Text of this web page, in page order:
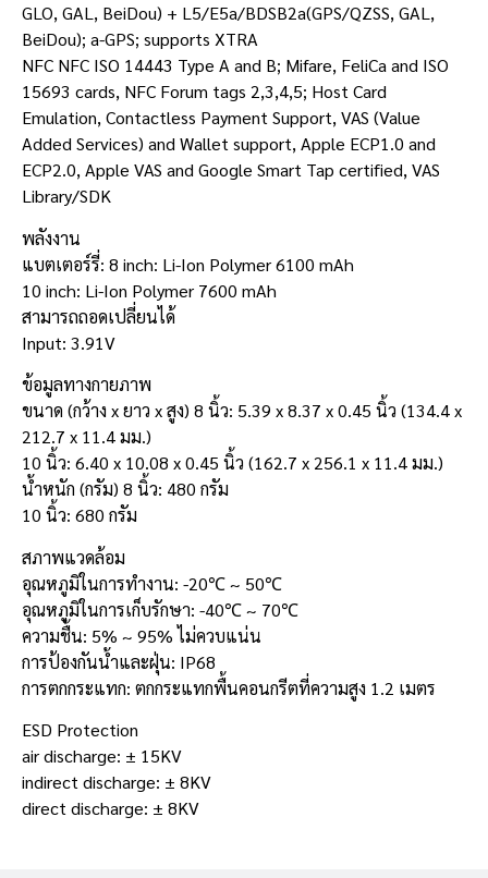
GLO, GAL, BeiDou) + L5/E5a/BDSB2a(GPS/QZSS, GAL,
BeiDou); a-GPS; supports XTRA
NFC NFC ISO 14443 Type A and B; Mifare, FeliCa and ISO
15693 cards, NFC Forum tags 2,3,4,5; Host Card
Emulation, Contactless Payment Support, VAS (Value
Added Services) and Wallet support, Apple ECP1.0 and
ECP2.0, Apple VAS and Google Smart Tap certified, VAS
Library/SDK
พลังงาน
แบตเตอร์รี่: 8 inch: Li-Ion Polymer 6100 mAh
10 inch: Li-Ion Polymer 7600 mAh
สามารถถอดเปลี่ยนได้
Input: 3.91V
ข้อมูลทางกายภาพ
ขนาด (กว้าง x ยาว x สูง) 8 นิ้ว: 5.39 x 8.37 x 0.45 นิ้ว (134.4 x
212.7 x 11.4 มม.)
10 นิ้ว: 6.40 x 10.08 x 0.45 นิ้ว (162.7 x 256.1 x 11.4 มม.)
น้ำหนัก (กรัม) 8 นิ้ว: 480 กรัม
10 นิ้ว: 680 กรัม
สภาพแวดล้อม
อุณหภูมิในการทำงาน: -20℃ ~ 50℃
อุณหภูมิในการเก็บรักษา: -40℃ ~ 70℃
ความชื้น: 5% ~ 95% ไม่ควบแน่น
การป้องกันน้ำและฝุ่น: IP68
การตกกระแทก: ตกกระแทกพื้นคอนกรีตที่ความสูง 1.2 เมตร
ESD Protection
air discharge: ± 15KV
indirect discharge: ± 8KV
direct discharge: ± 8KV